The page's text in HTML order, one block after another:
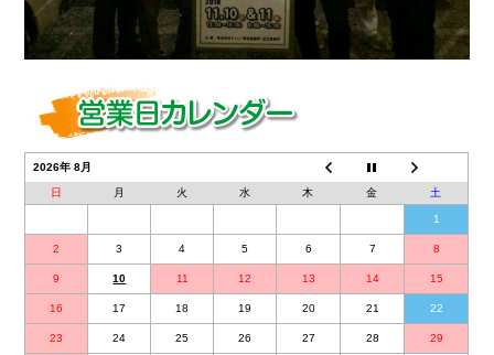
2026年 8月
日 月 火 水 木 金 土
1
2 3 4 5 6 7 8
9 10 11 12 13 14 15
16 17 18 19 20 21 22
23 24 25 26 27 28 29